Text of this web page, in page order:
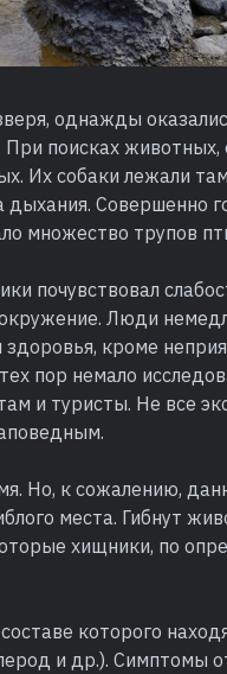
однажды
При поисках животных,
Их собаки лежали
дыхания. Совершенно
множество трупов
почувствовал
Люди
здоровья, кроме
пор немало
и туристы. Не все
Но, к сожалению,
места. Гибнут
хищники, по
которого
и др.). Симптомы